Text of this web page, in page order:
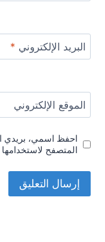
البريد الإلكتروني *
الموقع الإلكتروني
احفظ اسمي، بريدي
المتصفح